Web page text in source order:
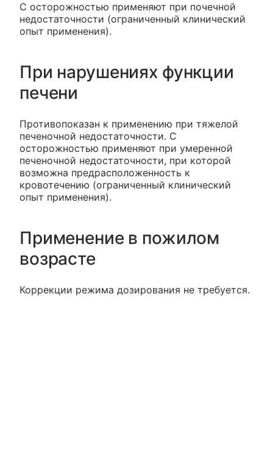
С осторожностью применяют при почечной
недостаточности (ограниченный клинический
опыт применения).
При нарушениях функции
печени
Противопоказан к применению при тяжелой
печеночной недостаточности. С
осторожностью применяют при умеренной
печеночной недостаточности, при которой
возможна предрасположенность к
кровотечению (ограниченный клинический
опыт применения).
Применение в пожилом
возрасте
Коррекции режима дозирования не требуется.